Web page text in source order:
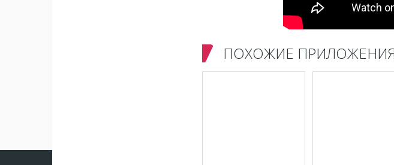
ПОХОЖИЕ ПРИЛОЖЕНИЯ